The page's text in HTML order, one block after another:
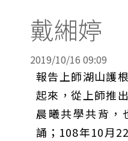
戴緗婷
2019/10/16 09:09
報告上師湖山護
起來，從上師推
晨曦共學共背，
誦；108年10月